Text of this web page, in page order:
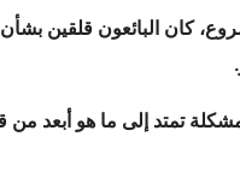
كان البائعون قلقين
.
تمتد إلى ما هو أبعد من